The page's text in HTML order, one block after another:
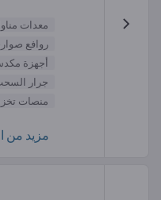
معدات
روافع
أجهزة
جرار
منصات
مزيد من